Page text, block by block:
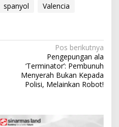
spanyol
Valencia
Pos berikutnya
Pengepungan ala
‘Terminator’: Pembunuh
Menyerah Bukan Kepada
Polisi, Melainkan Robot!